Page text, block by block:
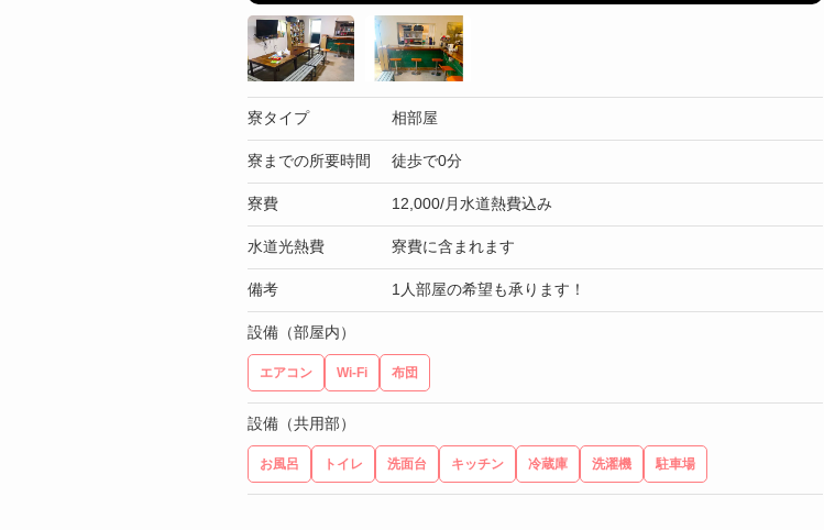
寮タイプ 相部屋
寮までの所要時間 徒歩で0分
寮費 12,000/月水道熱費込み
水道光熱費 寮費に含まれます
備考 1人部屋の希望も承ります！
設備（部屋内）
エアコン Wi-Fi 布団
設備（共用部）
お風呂 トイレ 洗面台 キッチン 冷蔵庫 洗濯機 駐車場